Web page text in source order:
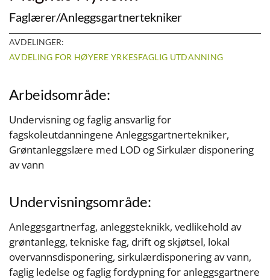
Faglærer/Anleggsgartnertekniker
AVDELINGER:
AVDELING FOR HØYERE YRKESFAGLIG UTDANNING
Arbeidsområde:
Undervisning og faglig ansvarlig for
fagskoleutdanningene Anleggsgartnertekniker,
Grøntanleggslære med LOD og Sirkulær disponering
av vann
Undervisningsområde:
Anleggsgartnerfag, anleggsteknikk, vedlikehold av
grøntanlegg, tekniske fag, drift og skjøtsel, lokal
overvannsdisponering, sirkulærdisponering av vann,
faglig ledelse og faglig fordypning for anleggsgartnere